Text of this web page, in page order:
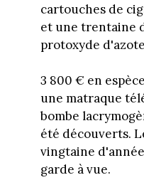
cartouches de
et une trentaine
protoxyde
3 800 € en
une matraque
bombe
été découverts.
vingtaine
garde à vue.